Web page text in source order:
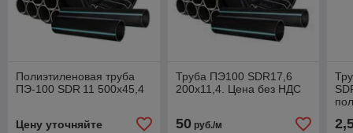
Полиэтиленовая труба
ПЭ-100 SDR 11 500х45,4
Цену уточняйте
Труба ПЭ100 SDR17,6
200х11,4. Цена без НДС
50руб./м